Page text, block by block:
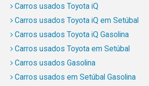
Carros usados Toyota iQ
Carros usados Toyota iQ em Setúbal
Carros usados Toyota iQ Gasolina
Carros usados Toyota em Setúbal
Carros usados Gasolina
Carros usados em Setúbal Gasolina